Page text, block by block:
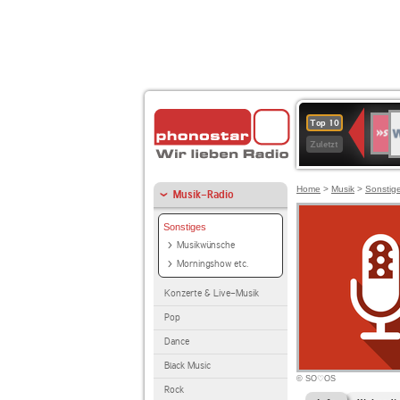
Top 10
Zuletzt
4
Musik-Radio
Sonstiges
Musikwünsche
Morningshow etc.
Konzerte & Live-Musik
Pop
Dance
Black Music
Rock
Home > Musik >
© SO♡OS